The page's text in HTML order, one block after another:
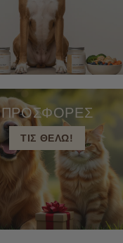
ΠΡΟΣΦΟΡΕΣ
ΤΙΣ ΘΕΛΩ!